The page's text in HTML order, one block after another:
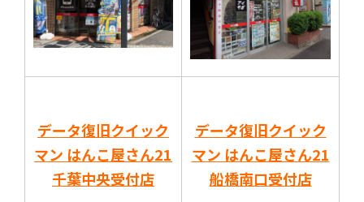
データ復旧クイック
マン はんこ屋さん21
千葉中央受付店
データ復旧クイック
マン はんこ屋さん21
船橋南口受付店